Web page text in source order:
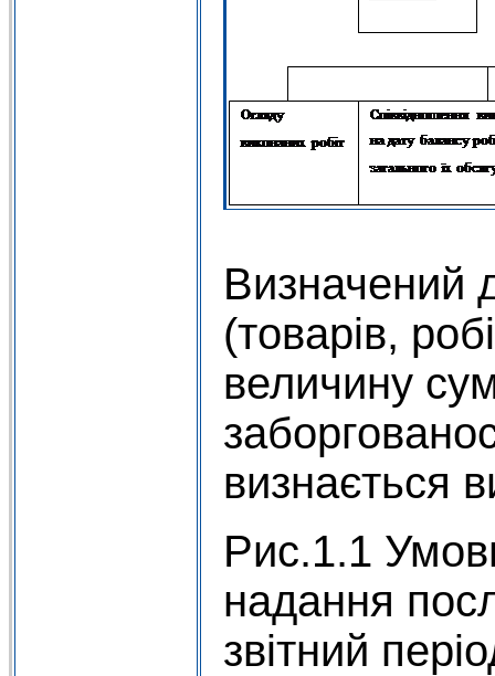
Визначений
(товарів,
величину
визнається
Рис.1.1
надання
звітний